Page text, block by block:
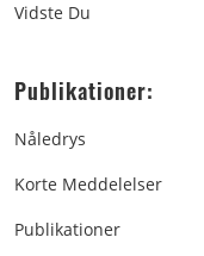
Vidste Du
Publikationer:
Nåledrys
Korte Meddelelser
Publikationer